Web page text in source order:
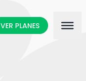
VER PLANES